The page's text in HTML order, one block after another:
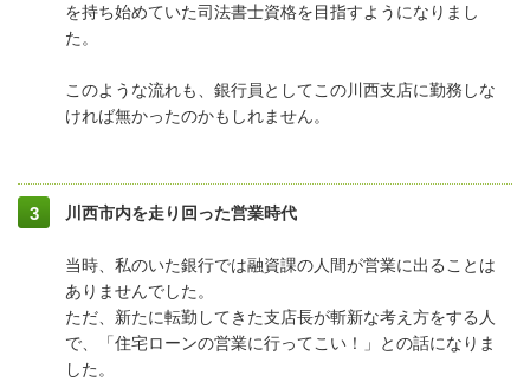
を持ち始めていた司法書士資格を目指すようになりまし
た。
このような流れも、銀行員としてこの川西支店に勤務しな
ければ無かったのかもしれません。
川西市内を走り回った営業時代
当時、私のいた銀行では融資課の人間が営業に出ることは
ありませんでした。
ただ、新たに転勤してきた支店長が斬新な考え方をする人
で、「住宅ローンの営業に行ってこい！」との話になりま
した。